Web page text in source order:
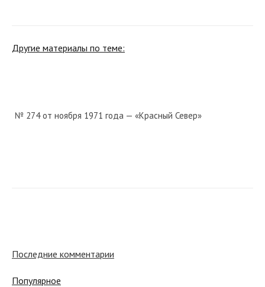
Другие материалы по теме:
№ 274 от ноября 1971 года — «Красный Север»
Последние комментарии
Популярное